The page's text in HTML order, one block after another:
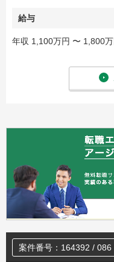
給与
年収 1,100万円 〜 1,800万
案件番号：164392 / 086